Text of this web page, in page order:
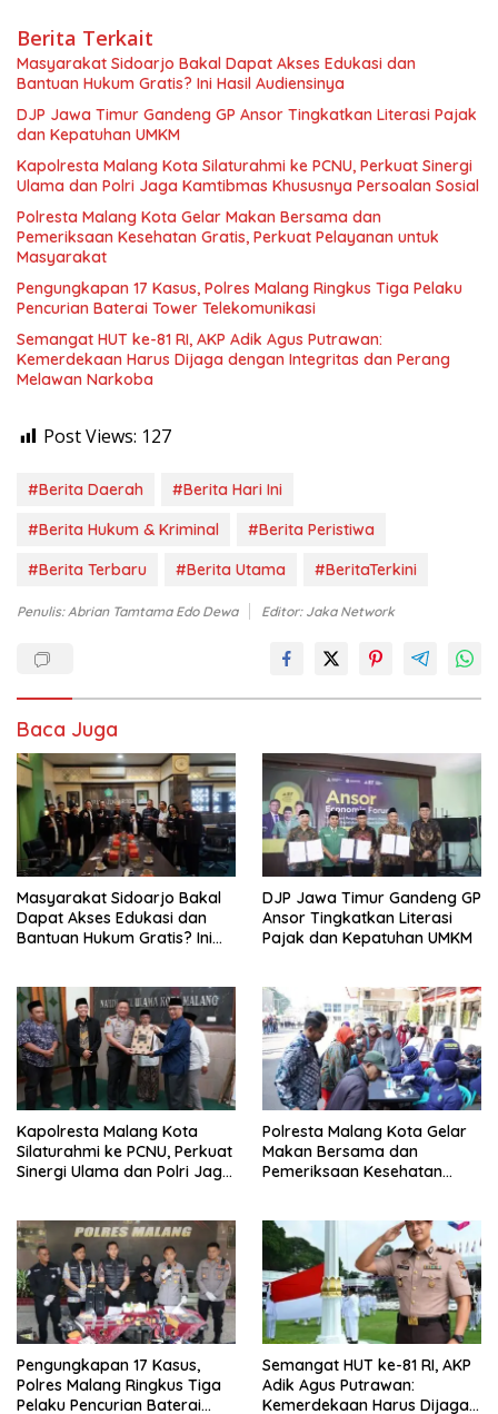
Berita Terkait
Masyarakat Sidoarjo Bakal Dapat Akses Edukasi dan
Bantuan Hukum Gratis? Ini Hasil Audiensinya
DJP Jawa Timur Gandeng GP Ansor Tingkatkan Literasi Pajak
dan Kepatuhan UMKM
Kapolresta Malang Kota Silaturahmi ke PCNU, Perkuat Sinergi
Ulama dan Polri Jaga Kamtibmas Khususnya Persoalan Sosial
Polresta Malang Kota Gelar Makan Bersama dan
Pemeriksaan Kesehatan Gratis, Perkuat Pelayanan untuk
Masyarakat
Pengungkapan 17 Kasus, Polres Malang Ringkus Tiga Pelaku
Pencurian Baterai Tower Telekomunikasi
Semangat HUT ke-81 RI, AKP Adik Agus Putrawan:
Kemerdekaan Harus Dijaga dengan Integritas dan Perang
Melawan Narkoba
Post Views: 127
#Berita Daerah
#Berita Hari Ini
#Berita Hukum & Kriminal
#Berita Peristiwa
#Berita Terbaru
#Berita Utama #BeritaTerkini
Penulis: Abrian Tamtama Edo Dewa Editor: Jaka Network
Baca Juga
Masyarakat Sidoarjo Bakal
Dapat Akses Edukasi dan
Bantuan Hukum Gratis? Ini
DJP Jawa Timur Gandeng GP
Ansor Tingkatkan Literasi
Pajak dan Kepatuhan UMKM
Kapolresta Malang Kota
Silaturahmi ke PCNU, Perkuat
Sinergi Ulama dan Polri Jaga
Polresta Malang Kota Gelar
Makan Bersama dan
Pemeriksaan Kesehatan
Pengungkapan 17 Kasus,
Polres Malang Ringkus Tiga
Pelaku Pencurian Baterai
Semangat HUT ke-81 RI, AKP
Adik Agus Putrawan:
Kemerdekaan Harus Dijaga